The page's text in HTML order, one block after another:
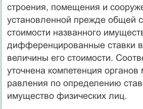
строения, помещения и
установленной прежде общей
стоимости названного
дифферен­цированные ставки в
величины его стоимости.
уточнена компетенция
равления по определению
имущество физичес­ких лиц.